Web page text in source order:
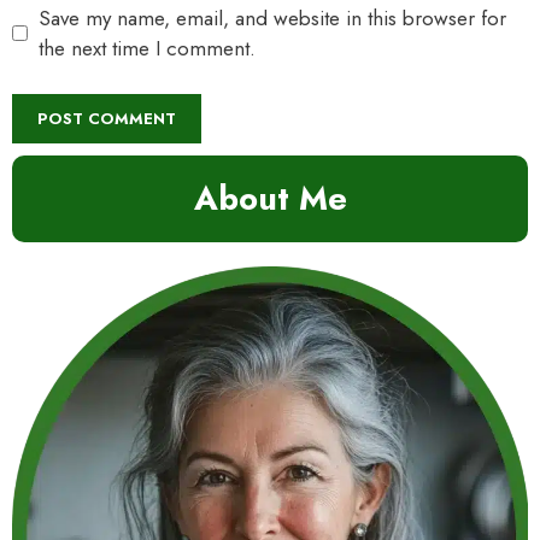
Save my name, email, and website in this browser for
the next time I comment.
About Me